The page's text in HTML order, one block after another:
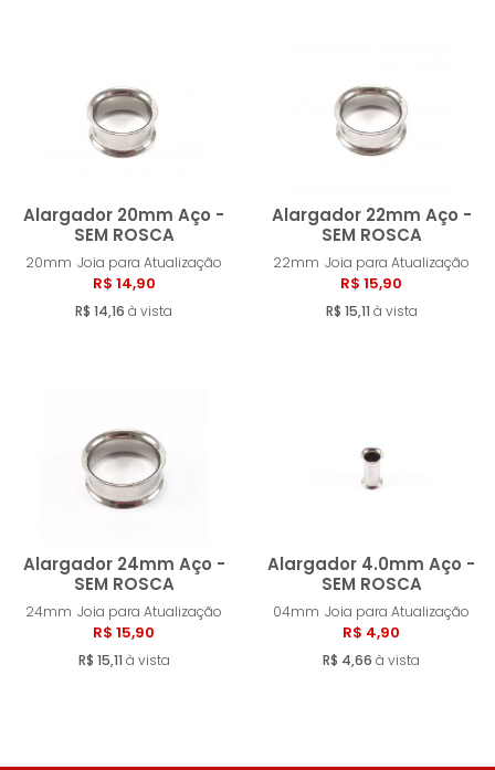
Alargador 20mm Aço -
SEM ROSCA
20mm Joia para Atualização
R$ 14,90
R$ 14,16 à vista
Comprar
Alargador 22mm Aço -
SEM ROSCA
22mm Joia para Atualização
R$ 15,90
R$ 15,11 à vista
Alargador 24mm Aço -
SEM ROSCA
24mm Joia para Atualização
R$ 15,90
R$ 15,11 à vista
Comprar
Alargador 4.0mm Aço -
SEM ROSCA
04mm Joia para Atualização
R$ 4,90
R$ 4,66 à vista